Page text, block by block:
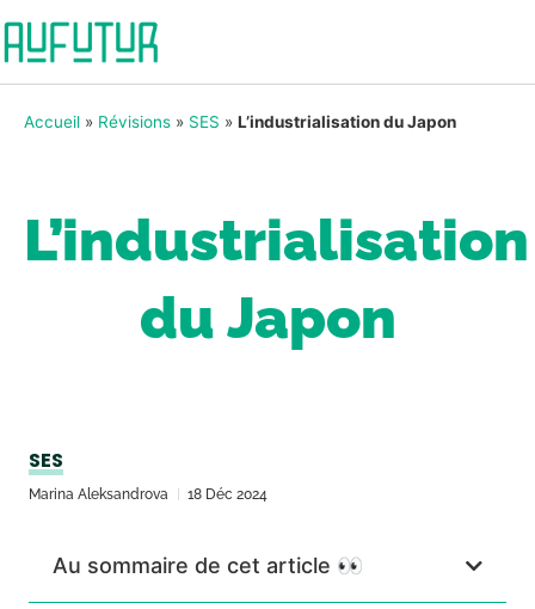
Accueil » Révisions » SES » L’industrialisation du Japon
L’industrialisation
du Japon
SES
Marina Aleksandrova 18 Déc 2024
Au sommaire de cet article 👀